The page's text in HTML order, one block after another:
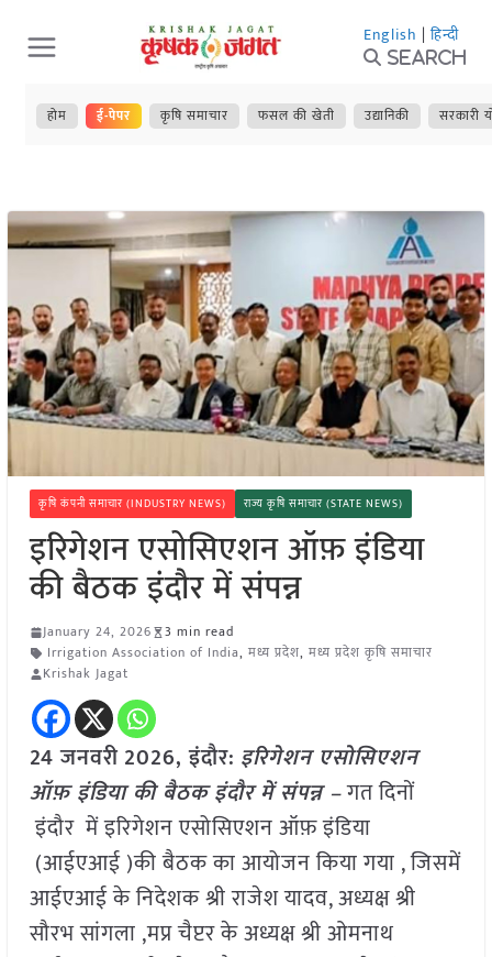
Skip
to
content
English | हिन्दी
Search
होम ई-पेपर कृषि समाचार फसल की खेती उद्यानिकी सरकारी
कृषि कंपनी समाचार (INDUSTRY NEWS) राज्य कृषि समाचार (STATE NEWS)
इरिगेशन एसोसिएशन ऑफ़ इंडिया
की बैठक इंदौर में संपन्न
January 24, 2026
3 min read
Irrigation Association of India, मध्य प्रदेश, मध्य प्रदेश कृषि समाचार
Krishak Jagat
24 जनवरी2026,इंदौर: इरिगेशन एसोसिएशन
ऑफ़ इंडिया की बैठक इंदौर में संपन्न –गत दिनों
इंदौर में इरिगेशन एसोसिएशन ऑफ़ इंडिया
(आईएआई )की बैठक का आयोजन किया गया , जिसमें
आईएआई के निदेशक श्री राजेश यादव, अध्यक्ष श्री
सौरभ सांगला ,मप्र चैप्टर के अध्यक्ष श्री ओमनाथ